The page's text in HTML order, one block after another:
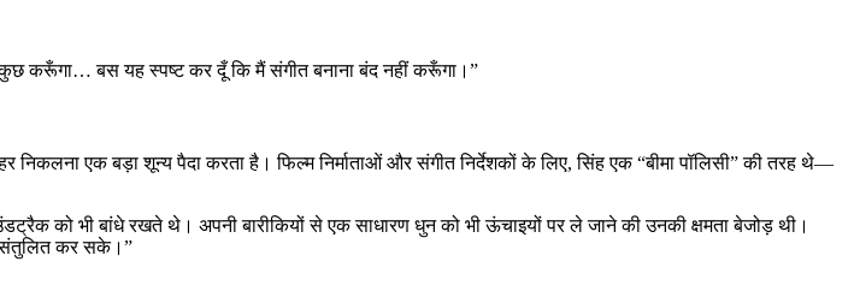
करूँगा… बस यह स्पष्ट कर दूँ कि मैं संगीत बनाना बंद नहीं करूँगा।”
एक बड़ा शून्य पैदा करता है। फिल्म निर्माताओं और संगीत निर्देशकों के लिए, सिंह एक “बीमा पॉलिसी” की तरह थे—
को भी बांधे रखते थे। अपनी बारीकियों से एक साधारण धुन को भी ऊंचाइयों पर ले जाने की उनकी क्षमता बेजोड़ थी।
संतुलित कर सके।”